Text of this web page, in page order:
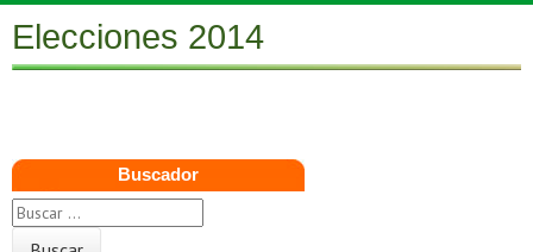
Elecciones 2014
Buscador